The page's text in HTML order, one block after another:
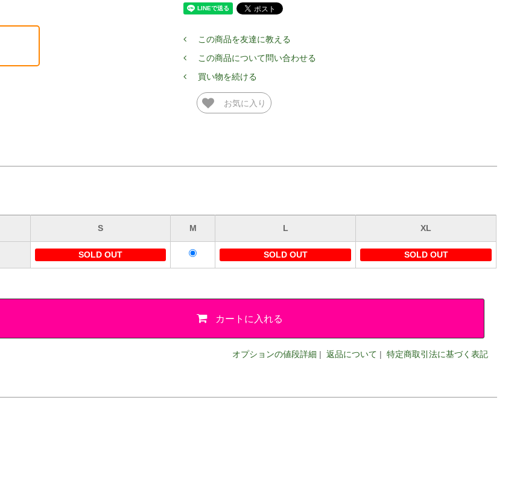
この商品を友達に教える
この商品について問い合わせる
買い物を続ける
お気に入り
S M L XL
SOLD OUT SOLD OUT SOLD OUT
カートに入れる
オプションの値段詳細 | 返品について | 特定商取引法に基づく表記